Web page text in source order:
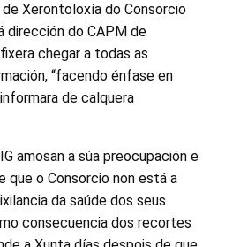
Xerontoloxía do Consorcio
dirección do CAPM de
chegar a todas as
“facendo énfase en
de calquera
amosan a súa preocupación e
que o Consorcio non está a
da saúde dos seus
consecuencia dos recortes